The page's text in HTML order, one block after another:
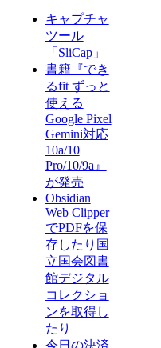
キャプチャ
ツール
「SliCap」
書籍『でき
るfit ずっと
使える
Google Pixel
Gemini対応
10a/10
Pro/10/9a』
が発売
Obsidian
Web Clipper
でPDFを保
存したり国
立国会図書
館デジタル
コレクショ
ンを取得し
たり